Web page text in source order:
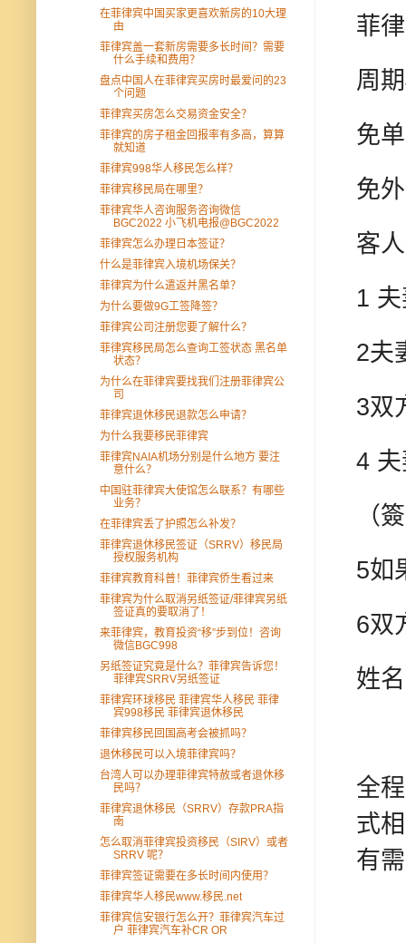
菲
周
免
免
客
1
2夫
3双
4
（
5如
6双
姓
全
式
有
在菲律宾中国买家更喜欢新房的10大理
由
菲律宾盖一套新房需要多长时间？需要
什么手续和费用？
盘点中国人在菲律宾买房时最爱问的23
个问题
菲律宾买房怎么交易资金安全？
菲律宾的房子租金回报率有多高，算算
就知道
菲律宾998华人移民怎么样？
菲律宾移民局在哪里？
菲律宾华人咨询服务咨询微信
BGC2022 小飞机电报@BGC2022
菲律宾怎么办理日本签证？
什么是菲律宾入境机场保关？
菲律宾为什么遣返并黑名单？
为什么要做9G工签降签？
菲律宾公司注册您要了解什么？
菲律宾移民局怎么查询工签状态 黑名单
状态？
为什么在菲律宾要找我们注册菲律宾公
司
菲律宾退休移民退款怎么申请？
为什么我要移民菲律宾
菲律宾NAIA机场分别是什么地方 要注
意什么？
中国驻菲律宾大使馆怎么联系？有哪些
业务？
在菲律宾丢了护照怎么补发？
菲律宾退休移民签证（SRRV）移民局
授权服务机构
菲律宾教育科普！菲律宾侨生看过来
菲律宾为什么取消另纸签证/菲律宾另纸
签证真的要取消了！
来菲律宾，教育投资“移”步到位！咨询
微信BGC998
另纸签证究竟是什么？菲律宾告诉您！
菲律宾SRRV另纸签证
菲律宾环球移民 菲律宾华人移民 菲律
宾998移民 菲律宾退休移民
菲律宾移民回国高考会被抓吗？
退休移民可以入境菲律宾吗？
台湾人可以办理菲律宾特赦或者退休移
民吗？
菲律宾退休移民（SRRV）存款PRA指
南
怎么取消菲律宾投资移民（SIRV）或者
SRRV 呢？
菲律宾签证需要在多长时间内使用？
菲律宾华人移民www.移民.net
菲律宾信安银行怎么开？菲律宾汽车过
户 菲律宾汽车补CR OR